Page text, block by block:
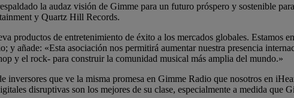
la audaz visión de Gimme para un futuro próspero y sostenible
y Quartz Hill Records.
productos de entretenimiento de éxito a los mercados globales. Estamos
añade: «Esta asociación nos permitirá aumentar nuestra presencia
y el rock- para construir la comunidad musical más amplia del mundo.»
inversores que ve la misma promesa en Gimme Radio que nosotros en
disruptivas son los mejores de su clase, especialmente a medida que